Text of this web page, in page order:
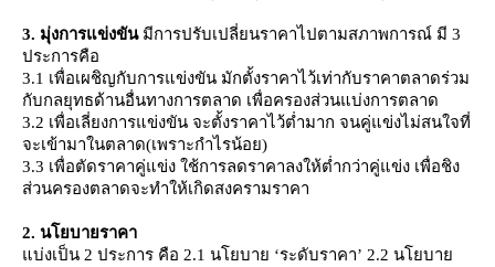
3. มุ่งการแข่งขัน มีการปรับเปลี่ยนราคาไปตามสภาพการณ์ มี 3
ประการคือ
3.1 เพื่อเผชิญกับการแข่งขัน มักตั้งราคาไว้เท่ากับราคาตลาดร่วม
กับกลยุทธด้านอื่นทางการตลาด เพื่อครองส่วนแบ่งการตลาด
3.2 เพื่อเลี่ยงการแข่งขัน จะตั้งราคาไว้ต่ำมาก จนคู่แข่งไม่สนใจที่
จะเข้ามาในตลาด(เพราะกำไรน้อย)
3.3 เพื่อตัดราคาคู่แข่ง ใช้การลดราคาลงให้ต่ำกว่าคู่แข่ง เพื่อชิง
ส่วนครองตลาดจะทำให้เกิดสงครามราคา
2. นโยบายราคา
บ่งเป็น 2 ประการ คือ 2.1 นโยบา ‘ระดับราคา’ 2.2 นโยบา